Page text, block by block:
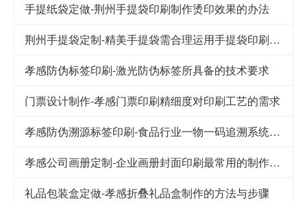
手提纸袋定做-荆州手提袋印刷制作烫印效果的办法
荆州手提袋定制-精美手提袋需合理运用手提袋印刷技巧
孝感防伪标签印刷-激光防伪标签所具备的技术要求
门票设计制作-孝感门票印刷精细度对印刷工艺的需求
孝感防伪溯源标签印刷-食品行业一物一码追溯系统解决方案
孝感公司画册定制-企业画册封面印刷最常用的制作工艺
礼品包装盒定做-孝感折叠礼品盒制作的方法与步骤